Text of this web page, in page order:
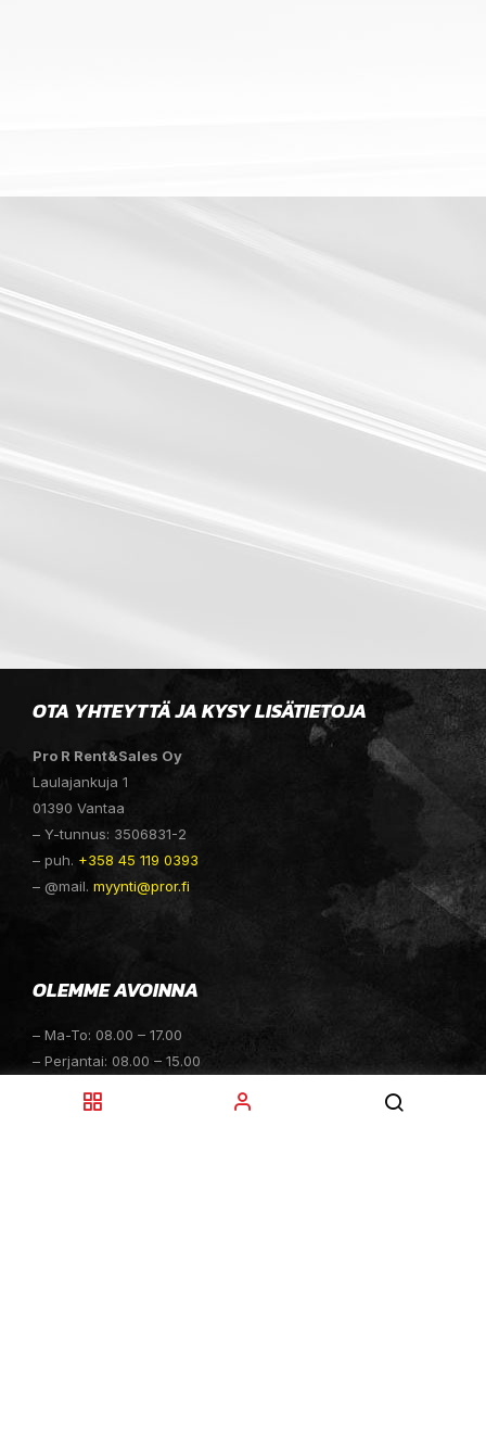
OTA YHTEYTTÄ JA KYSY LISÄTIETOJA
Pro R Rent&Sales Oy
Laulajankuja 1
01390 Vantaa
– Y-tunnus: 3506831-2
– puh. +358 45 119 0393
– @mail. myynti@pror.fi
OLEMME AVOINNA
– Ma-To: 08.00 – 17.00
– Perjantai: 08.00 – 15.00
– Sunnuntai: Suljettu